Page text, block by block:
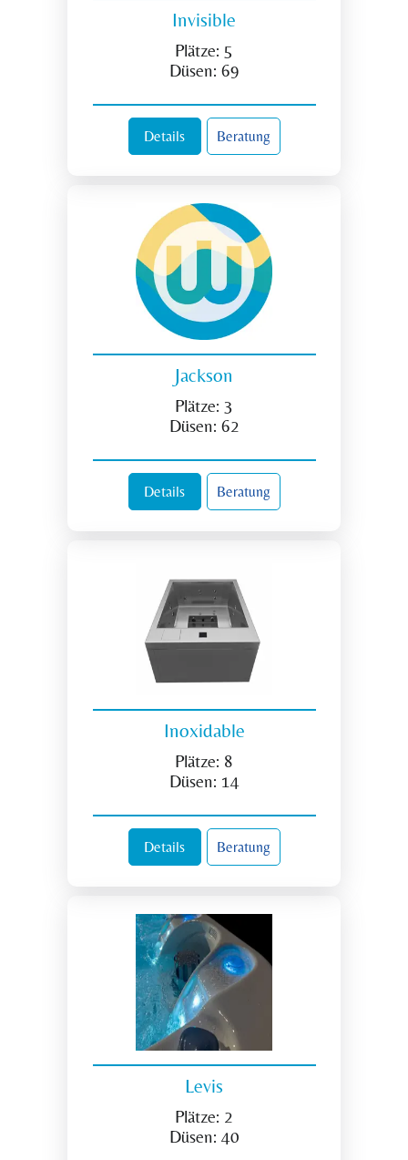
Invisible
Plätze: 5
Düsen: 69
Details Beratung
Jackson
Plätze: 3
Düsen: 62
Details Beratung
Inoxidable
Plätze: 8
Düsen: 14
Details Beratung
Levis
Plätze: 2
Düsen: 40